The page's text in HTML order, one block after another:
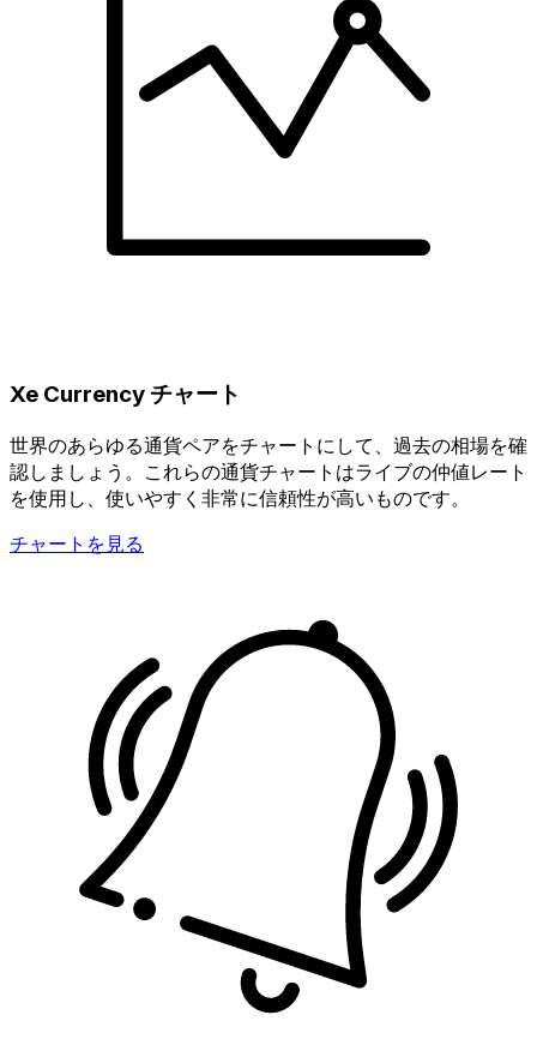
Xe Currency チャート
世界のあらゆる通貨ペアをチャートにして、過去の相場を確
認しましょう。これらの通貨チャートはライブの仲値レート
を使用し、使いやすく非常に信頼性が高いものです。
チャートを見る